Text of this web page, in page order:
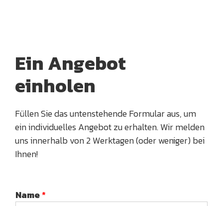
Ein Angebot
einholen
Füllen Sie das untenstehende Formular aus, um
ein individuelles Angebot zu erhalten. Wir melden
uns innerhalb von 2 Werktagen (oder weniger) bei
Ihnen!
Name*